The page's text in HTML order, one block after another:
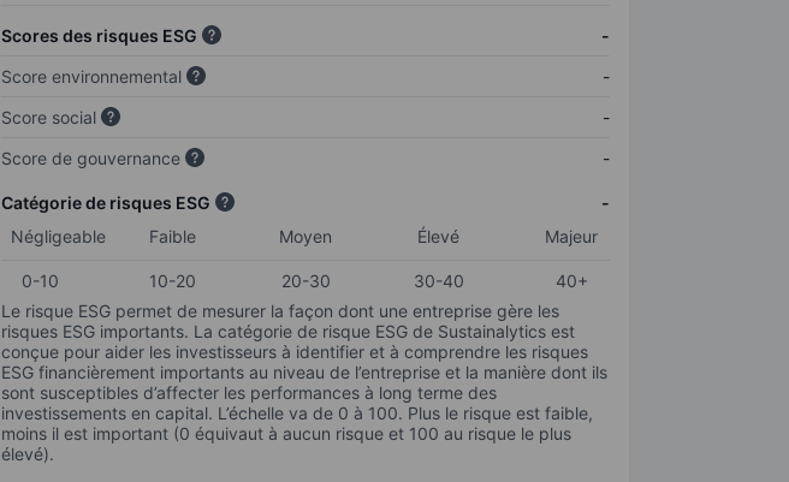
Scores des risques ESG
-
Score environnemental
-
Score social
-
Score de gouvernance
-
Catégorie de risques ESG
-
Négligeable
Faible Moyen Élevé Majeur
0-10 10-20 20-30 30-40
40+
Le risque ESG permet de mesurer la façon dont une entreprise gère les
risques ESG importants. La catégorie de risque ESG de Sustainalytics est
conçue pour aider les investisseurs à identifier et à comprendre les risques
ESG financièrement importants au niveau de l’entreprise et la manière dont ils
sont susceptibles d’affecter les performances à long terme des
investissements en capital. L’échelle va de 0 à 100. Plus le risque est faible,
moins il est important (0 équivaut à aucun risque et 100 au risque le plus
élevé).